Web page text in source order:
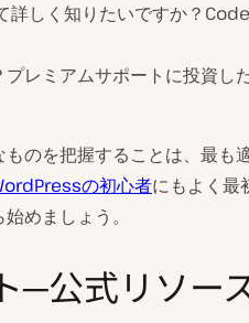
しく知りたいですか？
レミアムサポートに投資し
のを把握することは、最も
の初心者にもよく最
めましょう。
─公式リソー